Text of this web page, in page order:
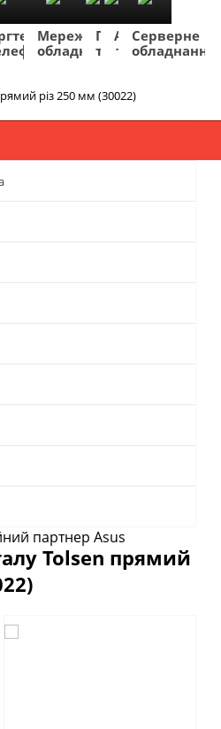
Мережеве
обладнання
Побутова
техніка
TV
та
Фото
та
Авто
та
Серверне
обладнання
різ 250 мм (30022)
Tolsen прямий